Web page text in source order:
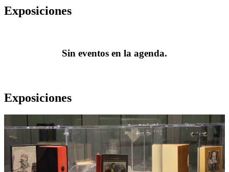
Exposiciones
Sin eventos en la agenda.
Exposiciones